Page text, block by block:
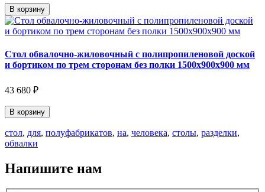
В корзину
Стол обвалочно-жиловочный с полипропиленовой доской
и бортиком по трем сторонам без полки 1500х900х900 мм
43 680 ₽
В корзину
стол, для, полуфабрикатов, на, человека, столы, разделки,
обвалки
Напишите нам